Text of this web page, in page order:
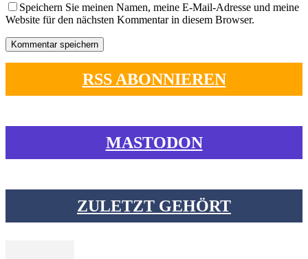
Speichern Sie meinen Namen, meine E-Mail-Adresse und meine
Website für den nächsten Kommentar in diesem Browser.
RSS ABONNIEREN
MASTODON
ZULETZT GEHÖRT